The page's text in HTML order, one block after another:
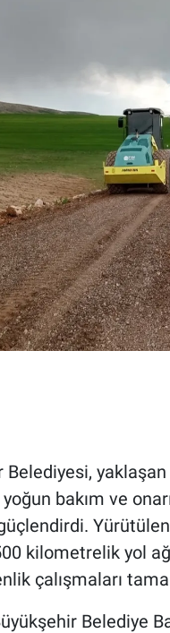
bakım ve
güçlendirdi.
kilometrelik yol
çalışmaları
Belediye